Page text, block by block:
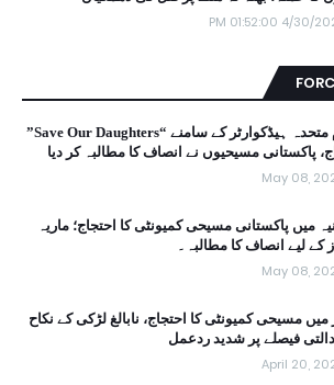
4/30/2022
اقوام متحدہ ہیڈکوارٹر کے سامنے “Save Our Daughters”
پاکستانی مسیحیوں نے انصاف کا مطالبہ کر دیا
May 08,
میں پاکستانی مسیحی کمیونٹی کا احتجاج؛ ماریہ
کے لیے انصاف کا مطالبہ۔
May 08,
میں مسیحی کمیونٹی کا احتجاج، نابالغ لڑکی کے نکاح
فیصلے پر شدید ردعمل
April 20,